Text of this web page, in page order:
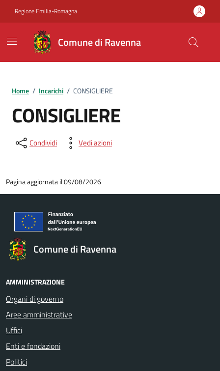
Regione Emilia-Romagna
Comune di Ravenna
Home / Incarichi / CONSIGLIERE
CONSIGLIERE
Condividi Vedi azioni
Pagina aggiornata il 09/08/2026
Comune di Ravenna
AMMINISTRAZIONE
Organi di governo
Aree amministrative
Uffici
Enti e fondazioni
Politici